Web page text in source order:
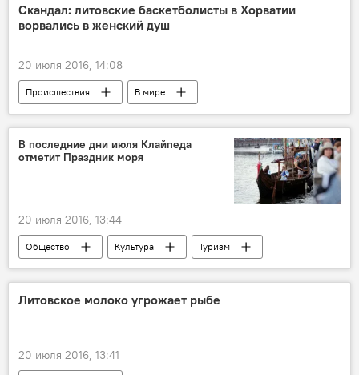
Скандал: литовские баскетболисты в Хорватии
ворвались в женский душ
20 июля 2016, 14:08
Происшествия В мире
В последние дни июля Клайпеда
отметит Праздник моря
20 июля 2016, 13:44
Общество Культура Туризм
Литовское молоко угрожает рыбе
20 июля 2016, 13:41